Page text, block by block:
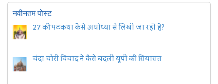
नवीनतम पोस्ट
27 की पटकथा कैसे अयोध्या से लिखी जा रही है?
चंदा चोरी विवाद ने कैसे बदली यूपी की सियासत